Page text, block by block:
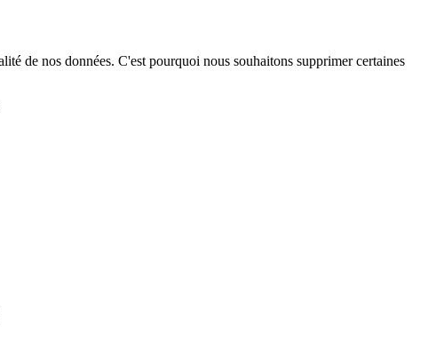
de nos données. C'est pourquoi nous souhaitons supprimer certaines